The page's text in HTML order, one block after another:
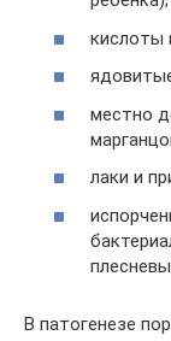
кислоты
местно
лаки и
В патогенезе